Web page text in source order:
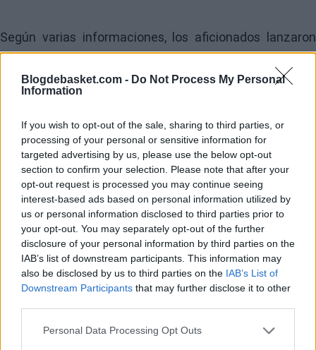
Blogdebasket.com - Do Not Process My Personal
Information
If you wish to opt-out of the sale, sharing to third parties, or
processing of your personal or sensitive information for
targeted advertising by us, please use the below opt-out
section to confirm your selection. Please note that after your
opt-out request is processed you may continue seeing
interest-based ads based on personal information utilized by
us or personal information disclosed to third parties prior to
your opt-out. You may separately opt-out of the further
disclosure of your personal information by third parties on the
IAB’s list of downstream participants. This information may
also be disclosed by us to third parties on the IAB’s List of
Downstream Participants that may further disclose it to other
Personal Data Processing Opt Outs
Según varias informaciones, los aficionados lanzaron
bombas de humo y bengalas contra el banquillo
visitante cuando elOlympiacosganaba 63-35 en el
Milwaukee Bucksy dos vecesMVP de la NBA, fue uno
de los espectadores evacuados del estadio.